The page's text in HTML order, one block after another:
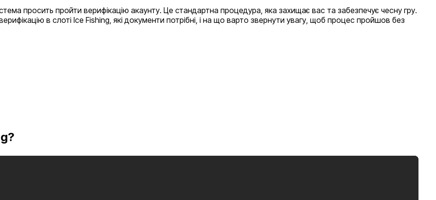
просить пройти верифікацію акаунту. Це стандартна процедура, яка захищає вас та забезпечує чесну гру.
в слоті Ice Fishing, які документи потрібні, і на що варто звернути увагу, щоб процес пройшов без